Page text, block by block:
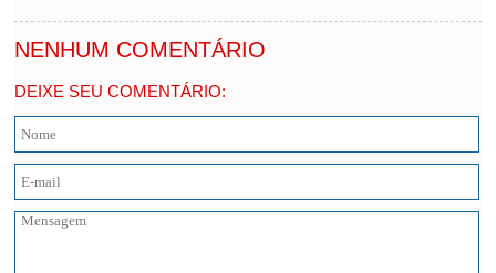
NENHUM COMENTÁRIO
DEIXE SEU COMENTÁRIO: